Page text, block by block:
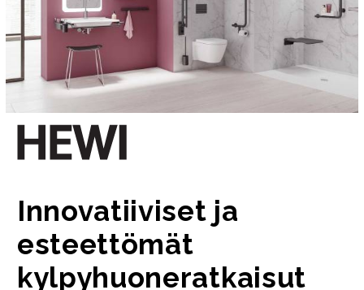
Innovatiiviset ja
esteettömät
kylpyhuoneratkaisut